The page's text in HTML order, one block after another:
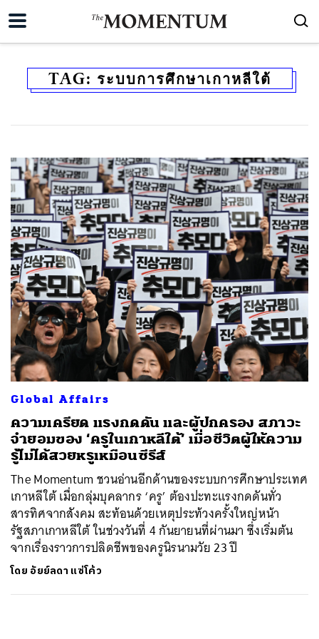
TAG: ระบบการศึกษาเกาหลีใต้
Global Affairs
ความเครียด แรงกดดัน และผู้ปกครอง สภาวะ
จำยอมของ ‘ครูในเกาหลีใต้’ เมื่อชีวิตผู้ให้ความ
รู้ไม่ได้สวยหรูเหมือนซีรีส์
The Momentum ชวนอ่านอีกด้านของระบบการศึกษาประเทศ
เกาหลีใต้ เมื่อกลุ่มบุคลากร ‘ครู’ ต้องปะทะแรงกดดันทั่ว
สารทิศจากสังคม สะท้อนด้วยเหตุประท้วงครั้งใหญ่หน้า
รัฐสภาเกาหลีใต้ ในช่วงวันที่ 4 กันยายนที่ผ่านมา ซึ่งเริ่มต้น
จากเรื่องราวการปลิดชีพของครูนิรนามวัย 23 ปี
โดย อัยย์ลดา แซ่โค้ว
ค้นหา
SHARE